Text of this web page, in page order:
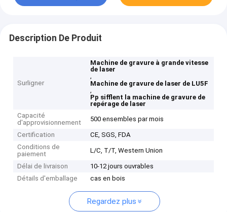
Description De Produit
Surligner
Machine de gravure à grande vitesse
de laser
,
Machine de gravure de laser de LU5F
,
Pp sifflent la machine de gravure de
repérage de laser
Capacité
d'approvisionnement
500 ensembles par mois
Certification
CE, SGS, FDA
Conditions de
paiement
L/C, T/T, Western Union
Délai de livraison
10-12 jours ouvrables
Détails d'emballage
cas en bois
Regardez plus